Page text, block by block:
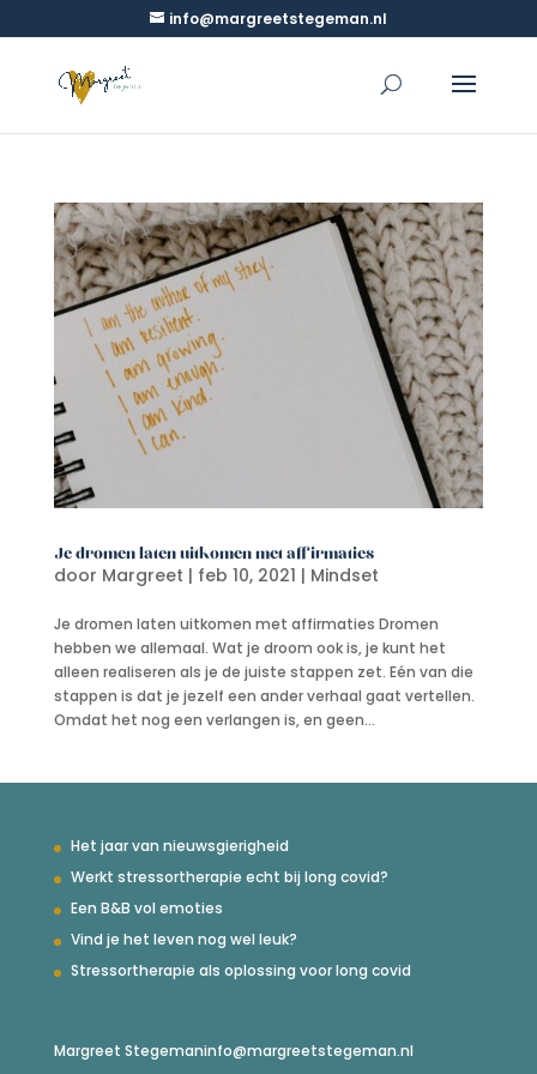
info@margreetstegeman.nl
Je dromen laten uitkomen met affirmaties
door Margreet | feb 10, 2021 | Mindset
Je dromen laten uitkomen met affirmaties Dromen
hebben we allemaal. Wat je droom ook is, je kunt het
alleen realiseren als je de juiste stappen zet. Eén van die
stappen is dat je jezelf een ander verhaal gaat vertellen.
Omdat het nog een verlangen is, en geen...
Het jaar van nieuwsgierigheid
Werkt stressortherapie echt bij long covid?
Een B&B vol emoties
Vind je het leven nog wel leuk?
Stressortherapie als oplossing voor long covid
Margreet Stegemaninfo@margreetstegeman.nl